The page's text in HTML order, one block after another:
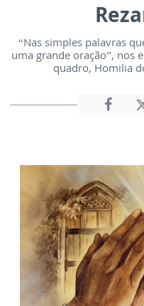
“Nas simples palavras
uma grande oração”, nos
quadro, Homilia